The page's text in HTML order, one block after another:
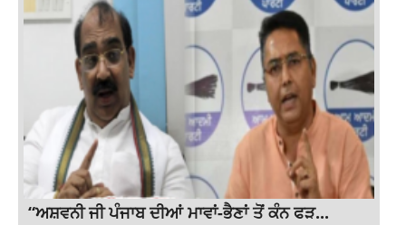
“ਅਸ਼ਵਨੀ ਜੀ ਪੰਜਾਬ ਦੀਆਂ ਮਾਵਾਂ-ਭੈਣਾਂ ਤੋਂ ਕੰਨ ਫੜ...